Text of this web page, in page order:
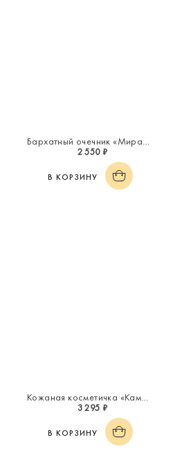
Бархатный очечник «Миражи»
2 550 ₽
В КОРЗИНУ
Кожаная косметичка «Каменный цветок»
3 295 ₽
В КОРЗИНУ